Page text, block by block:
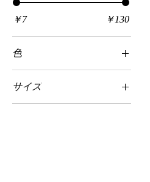
￥7 ￥130
色
サイズ